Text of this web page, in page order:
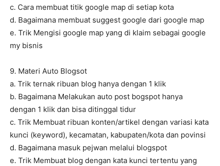
c. Cara membuat titik google map di setiap kota
d. Bagaimana membuat suggest google dari google map
e. Trik Mengisi google map yang di klaim sebagai google
my bisnis
9. Materi Auto Blogsot
a. Trik ternak ribuan blog hanya dengan 1 klik
b. Bagaimana Melakukan auto post bogspot hanya
dengan 1 klik dan bisa ditinggal tidur
c. Trik Membuat ribuan konten/artikel dengan variasi kata
kunci (keyword), kecamatan, kabupaten/kota dan povinsi
d. Bagaimana masuk pejwan melalui blogspot
e. Trik Membuat blog dengan kata kunci tertentu yang